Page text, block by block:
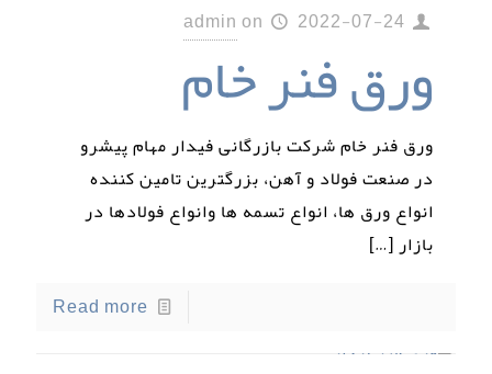
adminon 2022-07-24
ورق فنر خام
ورق فنر خام شرکت بازرگانی فیدار مهام پیشرو
در صنعت فولاد و آهن، بزرگترین تامین کننده
انواع ورق ها، انواع تسمه ها وانواع فولادها در
بازار[…]
Read more